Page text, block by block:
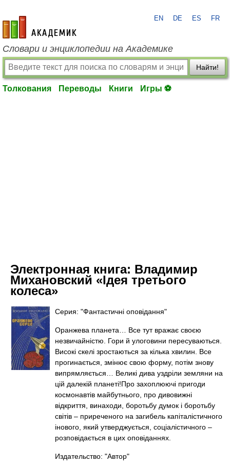
academic.ru
EN DE ES FR
Словари и энциклопедии на Академике
Найти!
Толкования Переводы Книги Игры ⚽
Электронная книга: Владимир
Михановский «Ідея третього
колеса»
Серия: "Фантастичні оповідання"
Оранжева планета… Все тут вражає своєю
незвичайністю. Гори й улоговини пересуваються.
Високі скелі зростаються за кілька хвилин. Все
прогинається, змінює свою форму, потім знову
випрямляється… Великі дива уздріли земляни на
цій далекій планеті!Про захоплюючі пригоди
космонавтів майбутнього, про дивовижні
відкриття, винаходи, боротьбу думок і боротьбу
світів – приреченого на загибель капіталістичного
інового, який утверджується, соціалістичного –
розповідається в цих оповіданнях.
Издательство: "Автор"